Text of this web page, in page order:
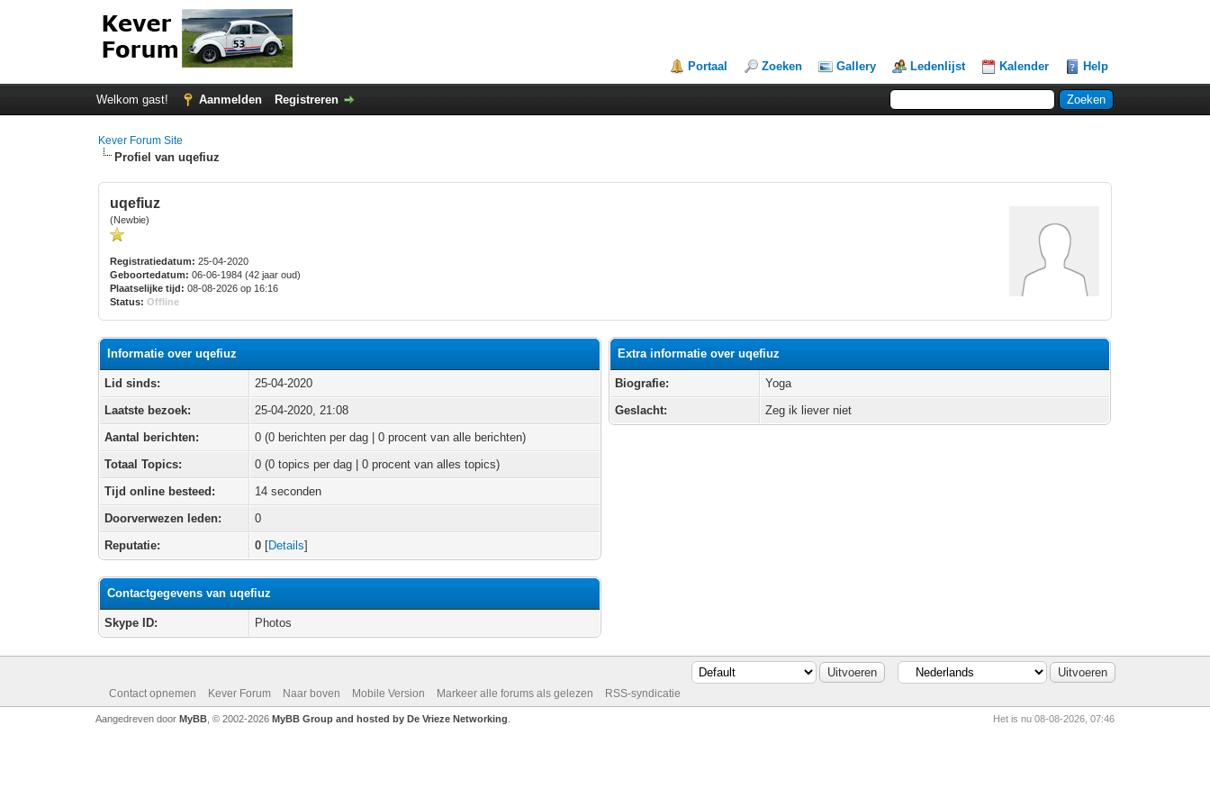
Portaal Zoeken Gallery Ledenlijst Kalender Help
Welkom gast! Aanmelden Registreren
Kever Forum Site
Profiel van uqefiuz
uqefiuz
(Newbie)
Registratiedatum: 25-04-2020
Geboortedatum: 06-06-1984 (42 jaar oud)
Plaatselijke tijd: 08-08-2026 op 16:16
Status: Offline
Informatie over uqefiuz
Lid sinds:
25-04-2020
Laatste bezoek:
25-04-2020, 21:08
Aantal berichten:
0 (0 berichten per dag | 0 procent van alle berichten)
Totaal Topics:
0 (0 topics per dag | 0 procent van alles topics)
Tijd online besteed:
14 seconden
Doorverwezen leden:
0
Reputatie:
0 [Details]
Contactgegevens van uqefiuz
Skype ID: Photos
Extra informatie over uqefiuz
Biografie:
Yoga
Geslacht:
Zeg ik liever niet
Contact opnemen Kever Forum Naar boven Mobile Version Markeer alle forums als gelezen RSS-syndicatie
Het is nu 08-08-2026, 07:46
Aangedreven door MyBB, © 2002-2026 MyBB Group and hosted by De Vrieze Networking